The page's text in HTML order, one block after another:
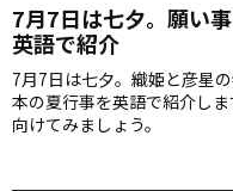
7月7日は七夕。願い
英語で紹介
7月7日は七夕。織姫と彦星
本の夏行事を英語で紹介し
向けてみましょう。